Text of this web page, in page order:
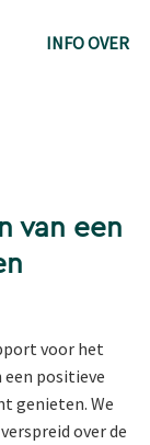
INFO OVER
van een
voor het
een positieve
genieten. We
over de